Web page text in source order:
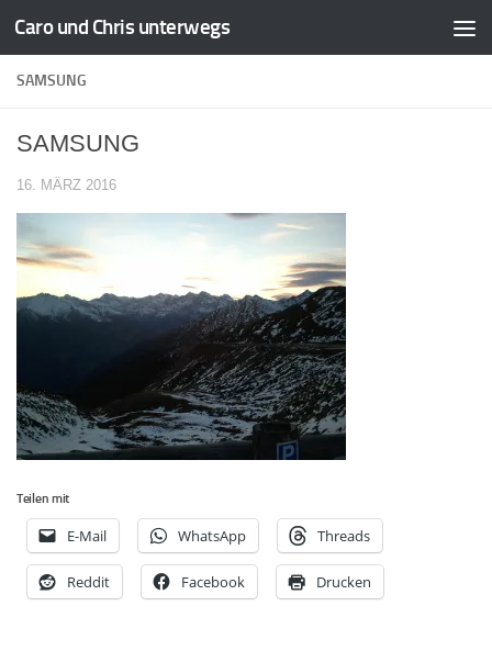
Zum Inhalt springen
Caro und Chris unterwegs
SAMSUNG
SAMSUNG
16. MÄRZ 2016
Teilen mit
E-Mail WhatsApp Threads
Reddit Facebook Drucken